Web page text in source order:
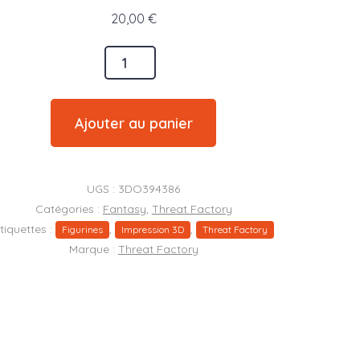
20,00 €
Ajouter au panier
UGS : 3DO394386
Catégories : Fantasy, Threat Factory
:
Figurines , Impression 3D , Threat Factory
Marque : Threat Factory